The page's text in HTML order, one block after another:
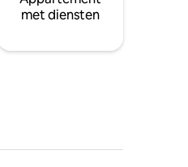
met diensten